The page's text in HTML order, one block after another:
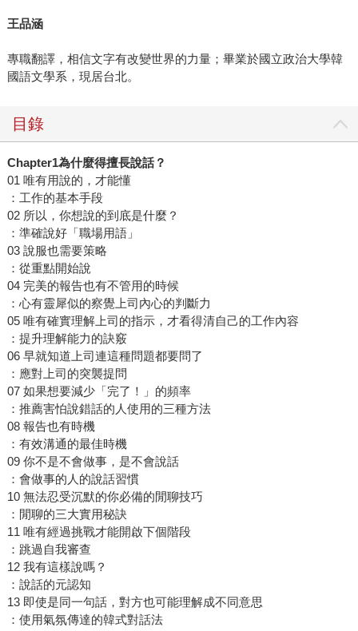
王品涵
專職翻譯，相信文字有改變世界的力量；畢業於國立政治大學韓
國語文學系，現居台北。
目錄
Chapter1為什麼得擅長說話？
01 唯有用說的，才能懂
：工作的基本手段
02 所以，你想說的到底是什麼？
：準確說好「職場用語」
03 說服也需要策略
：從重點開始說
04 完美的報告也有不管用的時候
：心有靈犀似的察覺上司內心的判斷力
05 唯有確實理解上司的指示，才看得清自己的工作內容
：提升理解能力的訣竅
06 早就知道上司連這種問題都要問了
：應對上司的突襲提問
07 如果想要減少「完了！」的頻率
：推薦害怕說錯話的人使用的三種方法
08 報告也有時機
：有效溝通的最佳時機
09 你不是不會做事，是不會說話
：會做事的人的說話習慣
10 無法忍受沉默的你必備的閒聊技巧
：閒聊的三大實用秘訣
11 唯有經過挑戰才能開啟下個階段
：跳過自我審查
12 我有這樣說嗎？
：說話的元認知
13 即使是同一句話，對方也可能理解成不同意思
：使用氣氛傳達的韓式對話法